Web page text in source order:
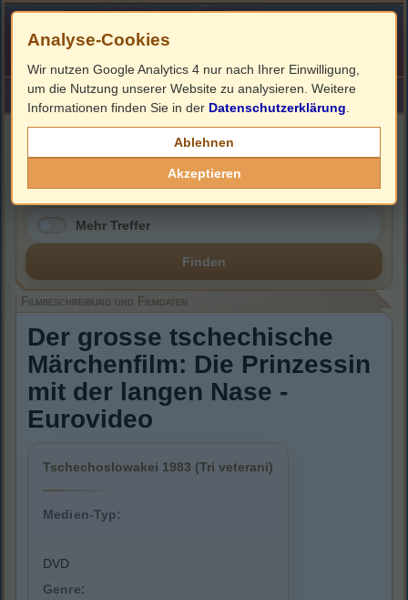
HOME ImpressumLinks
Filmbeschreibung, Cover & DVD Infos
Mehr Treffer
Finden
Filmbeschreibung und Filmdaten
Der grosse tschechische
Märchenfilm: Die Prinzessin
mit der langen Nase -
Eurovideo
Tschechoslowakei 1983 (Tri veterani)
Medien-Typ:
DVD
Genre:
Analyse-Cookies
Wir nutzen Google Analytics 4 nur nach Ihrer Einwilligung,
um die Nutzung unserer Website zu analysieren. Weitere
Informationen finden Sie in der Datenschutzerklärung
Ablehnen
Akzeptieren